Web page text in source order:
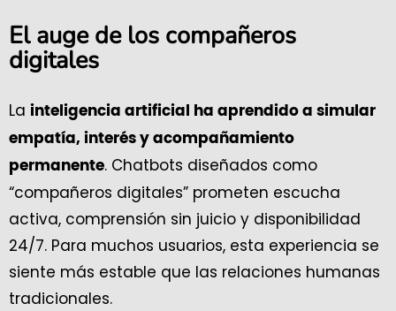
El auge de los compañeros
digitales
La inteligencia artificial ha aprendido a simular
empatía, interés y acompañamiento
permanente. Chatbots diseñados como
“compañeros digitales” prometen escucha
activa, comprensión sin juicio y disponibilidad
24/7. Para muchos usuarios, esta experiencia se
siente más estable que las relaciones humanas
tradicionales.